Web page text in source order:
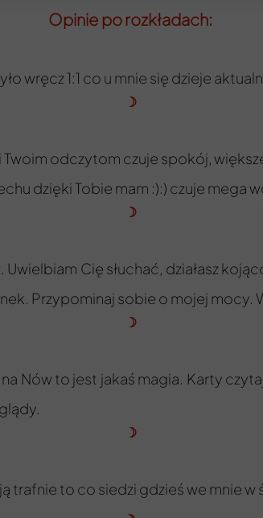
Opinie po rozkładach:
trafnie to co siedzi gdzieś we mnie w
Nów to jest jakaś magia. Karty
☽
Uwielbiam Cię słuchać, działasz
Przypominaj sobie o mojej mocy.
☽
odczytom czuje spokój,
dzięki Tobie mam :):) czuje mega
☽
wręcz 1:1 co u mnie się dzieje
☽